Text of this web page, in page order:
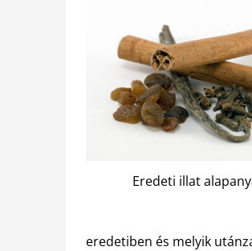
Eredeti illat
eredetiben és melyik